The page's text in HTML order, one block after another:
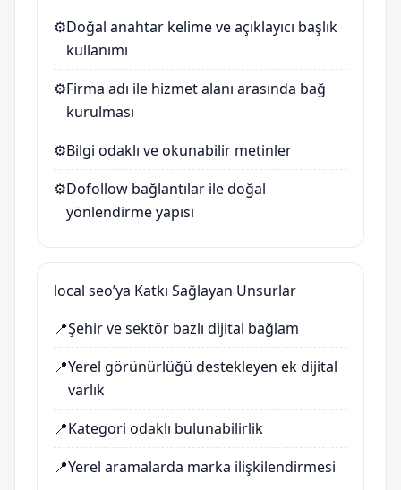
⚙️Doğal anahtar kelime ve açıklayıcı başlık
kullanımı
⚙️Firma adı ile hizmet alanı arasında bağ
kurulması
⚙️Bilgi odaklı ve okunabilir metinler
⚙️Dofollow bağlantılar ile doğal
yönlendirme yapısı
local seo’ya Katkı Sağlayan Unsurlar
📍Şehir ve sektör bazlı dijital bağlam
📍Yerel görünürlüğü destekleyen ek dijital
varlık
📍Kategori odaklı bulunabilirlik
📍Yerel aramalarda marka ilişkilendirmesi